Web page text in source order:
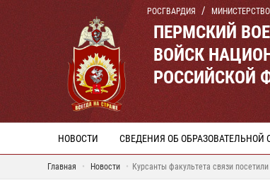
РОСГВАРДИЯ
ПЕРМСКИЙ
ВОЙСК
РОССИЙСКОЙ
НОВОСТИ СВЕДЕНИЯ ОБ ОБРАЗОВАТЕЛЬНОЙ
Главная Новости Курсанты факультета связи